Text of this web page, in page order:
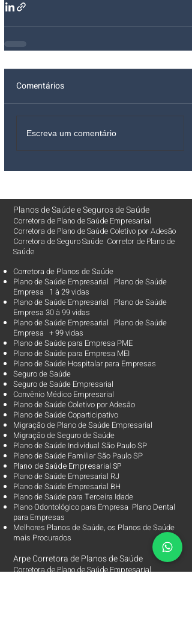
Comentários
Escreva um comentário
Planos de SaúdeeSeguros de Saúde
Corretora de Plano de Saúde Empresarial
Corretora de Plano de Saúde Coletivo por Adesão
Corretora de Seguro Saúde Corretor de Plano de
Saúde
Corretora de Planos de Saúde
Plano de Saúde Empresarial Plano de Saúde
Empresa 1 à 29 vidas
Plano de Saúde Empresarial Plano de Saúde
Empresa 30 à 99 vidas ​
Plano de Saúde Empresarial Plano de Saúde
Empresa + 99 vidas
Plano de Saúde para Empresa PME
Plano de Saúde para Empresa MEI
Plano de Saúde Hospitalar para Empresas
Seguro de Saúde
Seguro de Saúde Empresarial
Convênio Médico Empresarial
Plano de Saúde Coletivo por Adesão
Plano de Saúde Coparticipativo
Migração de Plano de Saúde Empresarial
Migração de Seguro de Saúde
Plano de Saúde Individual São Paulo SP
Plano de Saúde Familiar São Paulo SP
Plano de Saúde Empresarial SP
Plano de Saúde Empresarial RJ
Plano de Saúde Empresarial BH
Plano de Saúde para Terceira Idade
Plano Odontológico para Empresa Plano Dental
para Empresas
Melhores Planos de Saúde, os Planos de Saúde
mais Procurados​
Arpe Corretora de Planos de Saúde
Corretora de Plano de Saúde Empresarial